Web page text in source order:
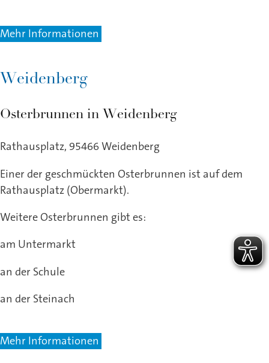
Mehr Informationen
Weidenberg
Osterbrunnen in Weidenberg
Rathausplatz, 95466 Weidenberg
Einer der geschmückten Osterbrunnen ist auf dem
Rathausplatz (Obermarkt).
Weitere Osterbrunnen gibt es:
am Untermarkt
an der Schule
an der Steinach
Mehr Informationen